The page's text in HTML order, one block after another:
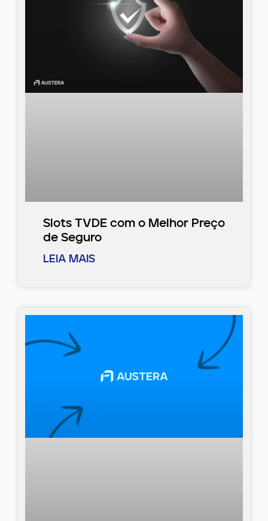
Slots TVDE com o Melhor Preço
de Seguro
LEIA MAIS